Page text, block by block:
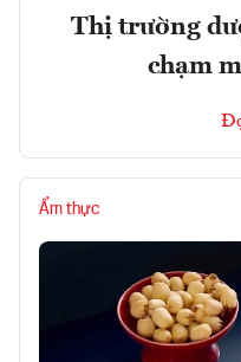
Thị trường
chạm
Ẩm thực